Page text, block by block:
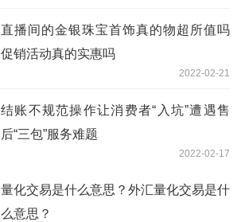
直播间的金银珠宝首饰真的物超所值吗
促销活动真的实惠吗
2022-02-21
结账不规范操作让消费者“入坑”遭遇售
后“三包”服务难题
2022-02-17
量化交易是什么意思？外汇量化交易是什
么意思？